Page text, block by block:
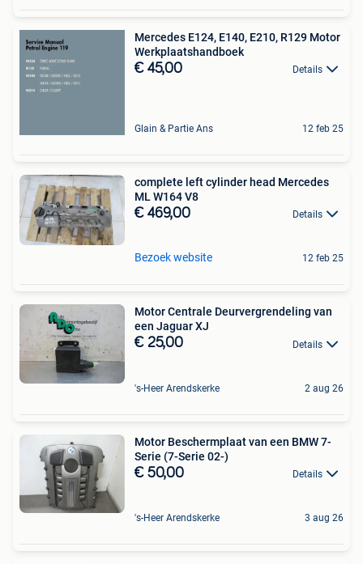
Mercedes E124, E140, E210, R129 Motor
Werkplaatshandboek
€ 45,00 Details
Glain & Partie Ans 12 feb 25
complete left cylinder head Mercedes
ML W164 V8
€ 469,00 Details
Bezoek website 12 feb 25
Motor Centrale Deurvergrendeling van
een Jaguar XJ
€ 25,00 Details
's-Heer Arendskerke 2 aug 26
Motor Beschermplaat van een BMW 7-
Serie (7-Serie 02-)
€ 50,00 Details
's-Heer Arendskerke 3 aug 26